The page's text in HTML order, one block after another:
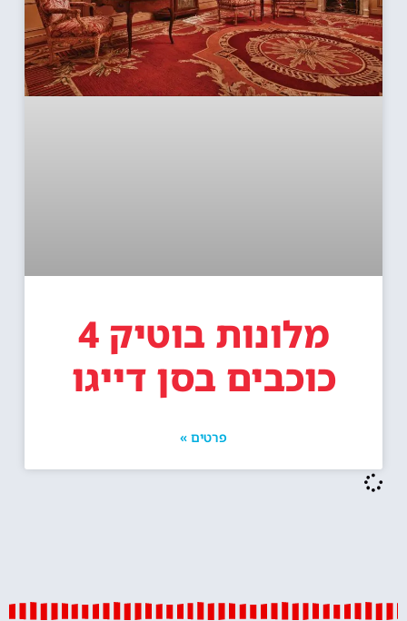
מלונות בוטיק 4
כוכבים בסן דייגו
פרטים »